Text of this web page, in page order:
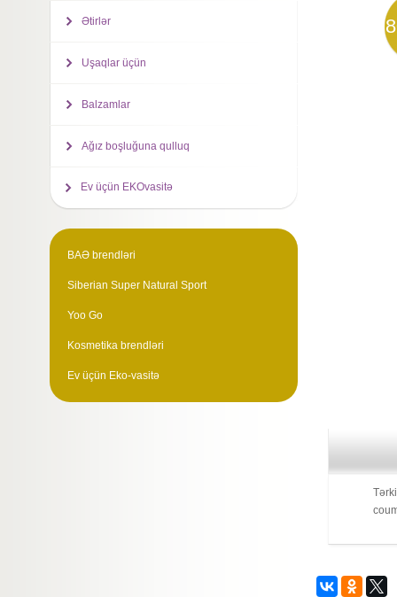
Ətirlər
Uşaqlar üçün
Balzamlar
Ağız boşluğuna qulluq
Ev üçün EKOvasitə
BAƏ brendləri
Siberian Super Natural Sport
Yoo Go
Kosmetika brendləri
Ev üçün Eko-vasitə